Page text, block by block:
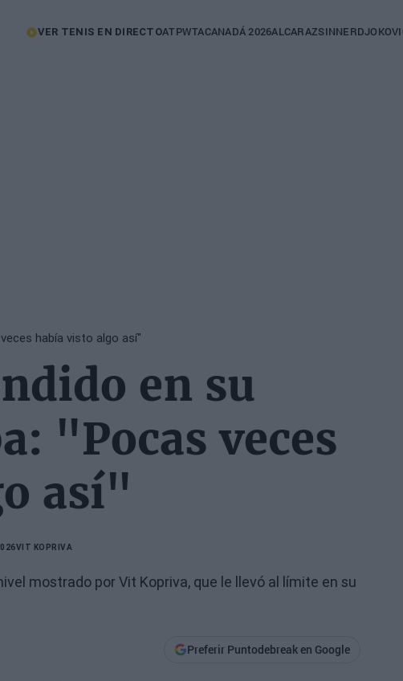
Main
VER TENIS EN DIRECTOATPWTACANADÁ 2026ALCARAZSINNER
había visto algo así"
en su
"Pocas veces
así"
VIT KOPRIVA
mostrado por Vit Kopriva, que le llevó al límite en su
Preferir Puntodebreak en Google